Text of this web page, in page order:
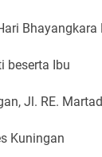
Bhayangkara
beserta Ibu
Jl. RE.
Kuningan